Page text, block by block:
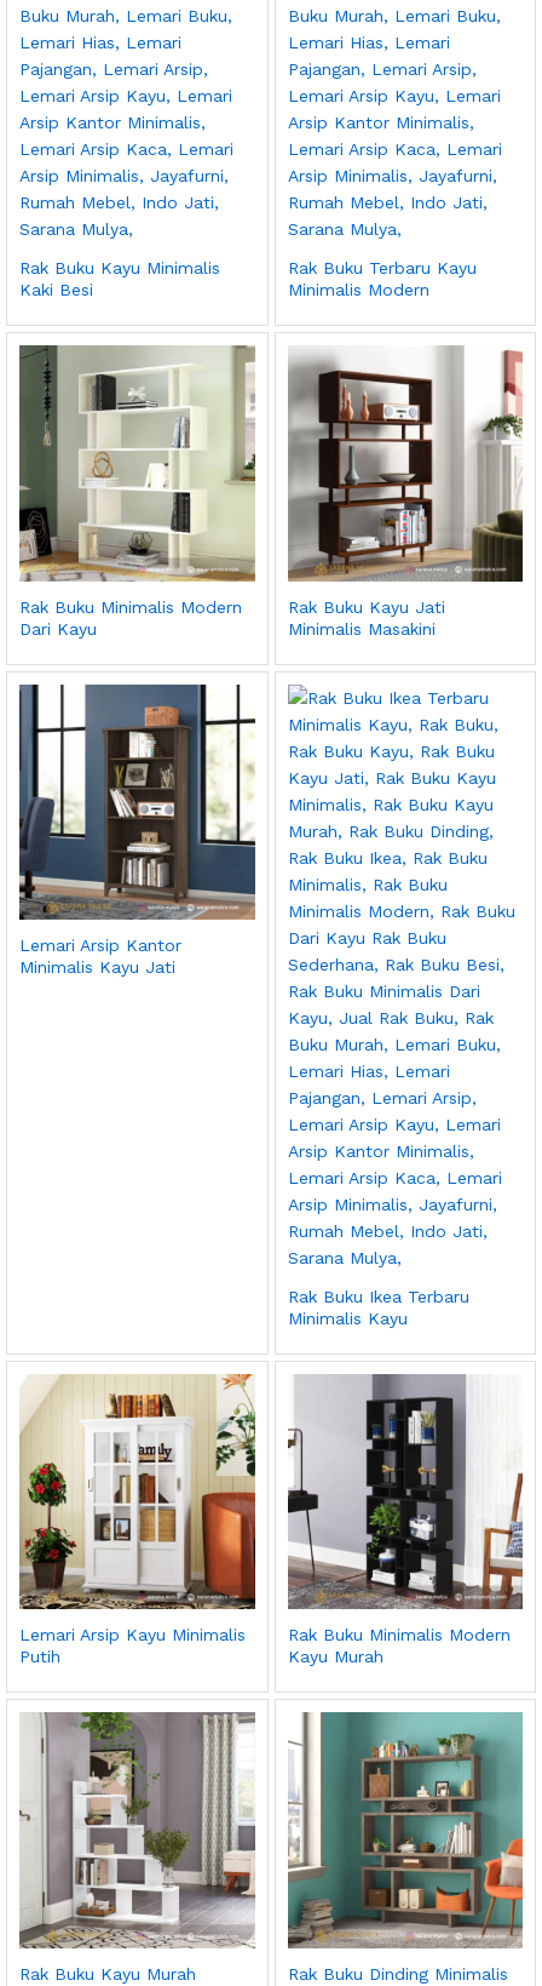
Rak Buku Kayu Minimalis
Kaki Besi
Rak Buku Terbaru Kayu
Minimalis Modern
Rak Buku Minimalis Modern
Dari Kayu
Rak Buku Kayu Jati
Minimalis Masakini
Lemari Arsip Kantor
Minimalis Kayu Jati
Rak Buku Ikea Terbaru
Minimalis Kayu
Lemari Arsip Kayu Minimalis
Putih
Rak Buku Minimalis Modern
Kayu Murah
Rak Buku Kayu Murah
Rak Buku Dinding Minimalis